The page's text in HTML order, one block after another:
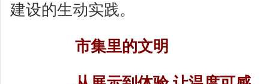
建设的生动实践。
市集里的文明